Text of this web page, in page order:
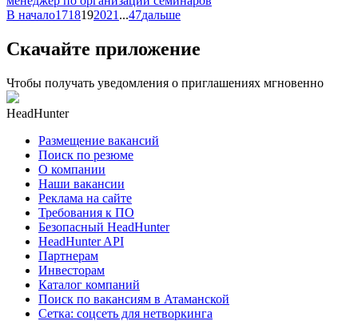
В начало1718192021 ...47дальше
Скачайте приложение
Чтобы получать уведомления о приглашениях мгновенно
HeadHunter
Размещение вакансий
Поиск по резюме
О компании
Наши вакансии
Реклама на сайте
Требования к ПО
Безопасный HeadHunter
HeadHunter API
Партнерам
Инвесторам
Каталог компаний
Поиск по вакансиям в Атаманской
Сетка: соцсеть для нетворкинга